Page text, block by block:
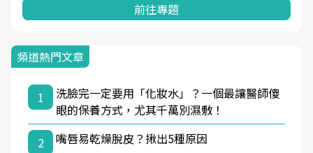
前往專題
頻道熱門文章
1
洗臉完一定要用「化妝水」？一個最讓醫師傻
眼的保養方式，尤其千萬別濕敷！
2
嘴唇易乾燥脫皮？揪出5種原因